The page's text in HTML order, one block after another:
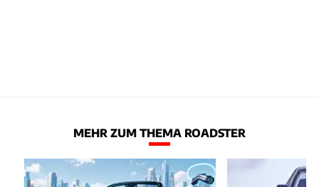
MEHR ZUM THEMA ROADSTER